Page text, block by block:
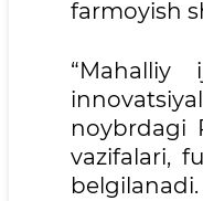
farmoyish
noybrdagi
vazifalari,
belgilanadi.